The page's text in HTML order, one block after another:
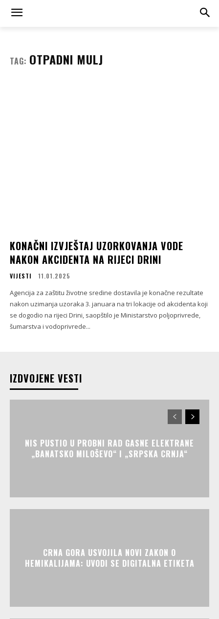
TAG: OTPADNI MULJ
KONAČNI IZVJEŠTAJ UZORKOVANJA VODE
NAKON AKCIDENTA NA RIJECI DRINI
VIJESTI 11.01.2025
Agencija za zaštitu životne sredine dostavila je konačne rezultate
nakon uzimanja uzoraka 3. januara na tri lokacije od akcidenta koji
se dogodio na rijeci Drini, saopštilo je Ministarstvo poljoprivrede,
šumarstva i vodoprivrede...
IZDVOJENE VESTI
NIS PUSTIO U PROBNI RAD GASNE ELEKTRANE
„BANATSKO MILOŠEVO“ I „SRPSKA CRNJA“
CRNA GORA USVOJILA NOVI ZAKON O
HEMIKALIJAMA: UVODI SE DIGITALNA ETIKETA